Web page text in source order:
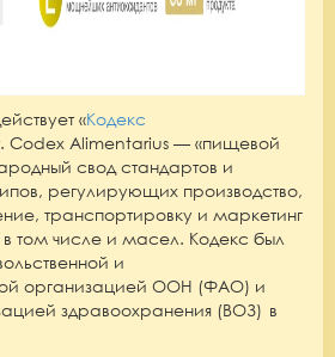
«Кодекс
Codex Alimentarius — «пищевой
свод стандартов и
регулирующих производство,
транспортировку и маркетинг
том числе и масел. Кодекс был
и
организацией ООН (ФАО) и
здравоохранения (ВОЗ) в